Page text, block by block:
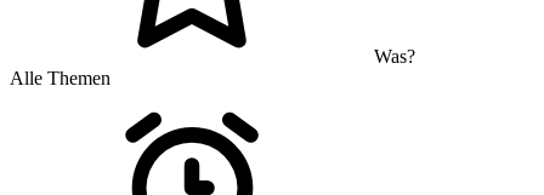
Was?
Alle Themen